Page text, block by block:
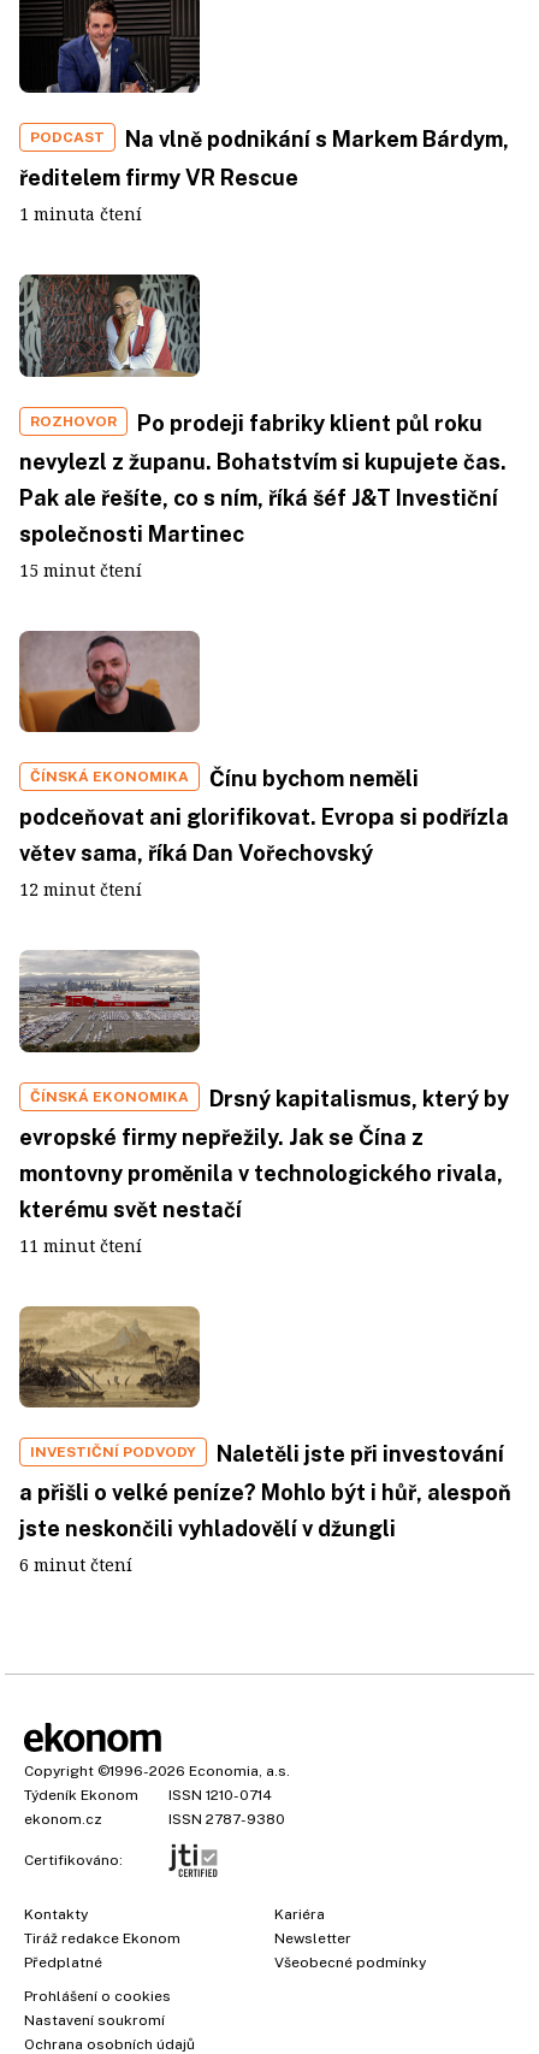
PODCAST
Na vlně podnikání s Markem Bárdym,
ředitelem firmy VR Rescue
1 minuta čtení
ROZHOVOR
Po prodeji fabriky klient půl roku
nevylezl z županu. Bohatstvím si kupujete čas.
Pak ale řešíte, co s ním, říká šéf J&T Investiční
společnosti Martinec
15 minut čtení
ČÍNSKÁ EKONOMIKA
Čínu bychom neměli
podceňovat ani glorifikovat. Evropa si podřízla
větev sama, říká Dan Vořechovský
12 minut čtení
ČÍNSKÁ EKONOMIKA
Drsný kapitalismus, který by
evropské firmy nepřežily. Jak se Čína z
montovny proměnila v technologického rivala,
kterému svět nestačí
11 minut čtení
INVESTIČNÍ PODVODY
Naletěli jste při investování
a přišli o velké peníze? Mohlo být i hůř, alespoň
jste neskončili vyhladovělí v džungli
6 minut čtení
Copyright ©1996-2026 Economia, a.s.
Týdeník Ekonom
ISSN 1210-0714
ekonom.cz
ISSN 2787-9380
Certifikováno:
Kontakty
Tiráž redakce Ekonom
Předplatné
Kariéra
Newsletter
Všeobecné podmínky
Prohlášení o cookies
Nastavení soukromí
Ochrana osobních údajů